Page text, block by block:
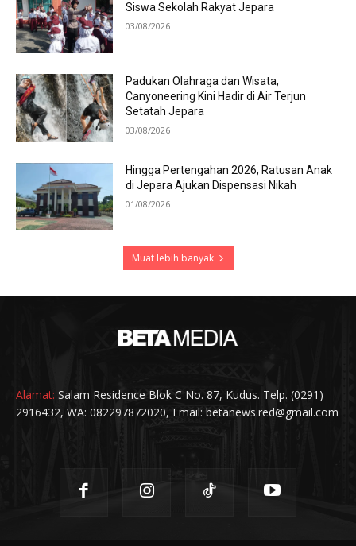
Siswa Sekolah Rakyat Jepara
03/08/2026
Padukan Olahraga dan Wisata,
Canyoneering Kini Hadir di Air Terjun
Setatah Jepara
03/08/2026
Hingga Pertengahan 2026, Ratusan Anak
di Jepara Ajukan Dispensasi Nikah
01/08/2026
Muat lebih banyak
Alamat: Salam Residence Blok C No. 87, Kudus. Telp. (0291)
2916432, WA: 082297872020, Email: betanews.red@gmail.com